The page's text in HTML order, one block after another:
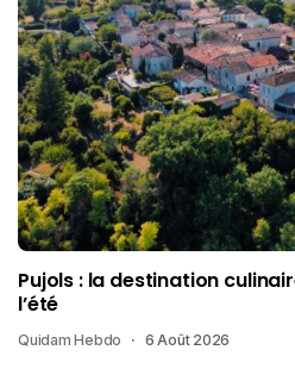
Pujols : la destination
l’été
Quidam Hebdo 6 Août 2026